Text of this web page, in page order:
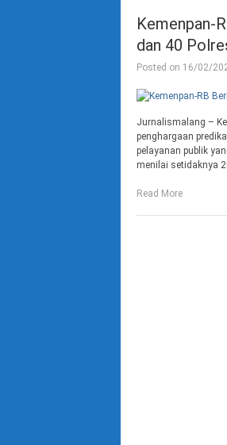
Kemenpan-
dan 40
Posted on 16/02/
Jurnalismalang –
penghargaan
pelayanan publik
menilai setidaknya
Read More